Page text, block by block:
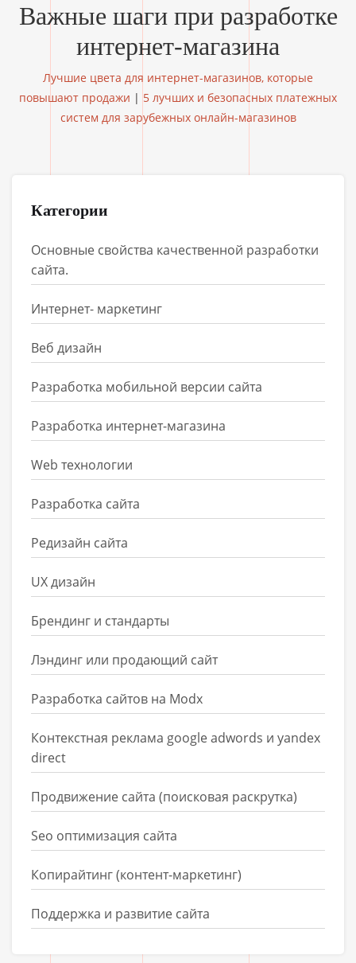
Важные шаги при разработке
интернет-магазина
Лучшие цвета для интернет-магазинов, которые
повышают продажи | 5 лучших и безопасных платежных
систем для зарубежных онлайн-магазинов
Категории
Основные свойства качественной разработки
сайта.
Интернет- маркетинг
Веб дизайн
Разработка мобильной версии сайта
Разработка интернет-магазина
Web технологии
Разработка сайта
Редизайн сайта
UX дизайн
Брендинг и стандарты
Лэндинг или продающий сайт
Разработка сайтов на Modx
Контекстная реклама google adwords и yandex
direct
Продвижение сайта (поисковая раскрутка)
Seo оптимизация сайта
Копирайтинг (контент-маркетинг)
Поддержка и развитие сайта